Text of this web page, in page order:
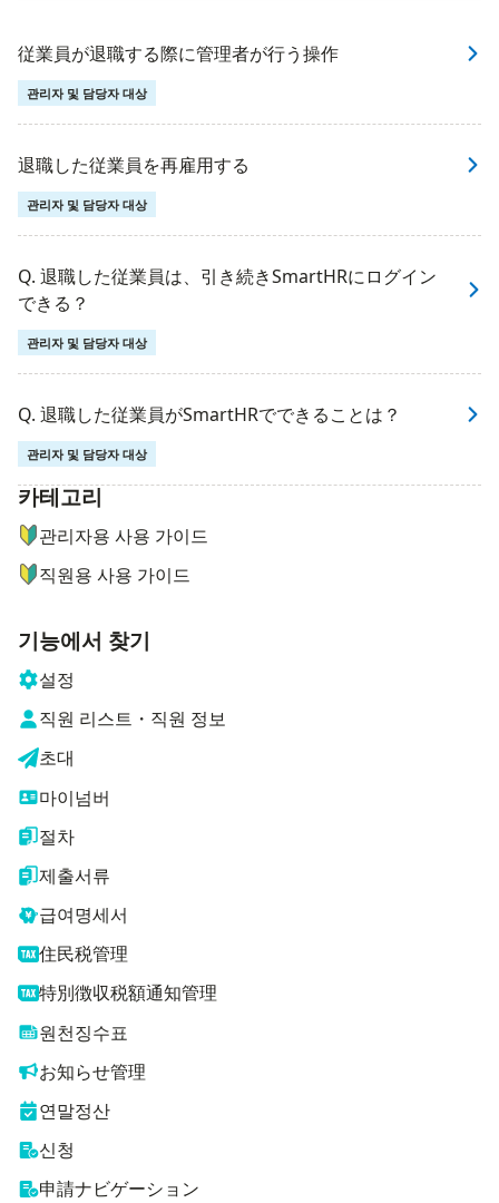
従業員が退職する際に管理者が行う操作
관리자 및 담당자 대상
退職した従業員を再雇用する
관리자 및 담당자 대상
Q. 退職した従業員は、引き続きSmartHRにログイン
できる？
관리자 및 담당자 대상
Q. 退職した従業員がSmartHRでできることは？
관리자 및 담당자 대상
ナビゲーションメニュー
카테고리
관리자용 사용 가이드
직원용 사용 가이드
기능에서 찾기
설정
직원 리스트・직원 정보
초대
마이넘버
절차
제출서류
급여명세서
住民税管理
特別徴収税額通知管理
원천징수표
お知らせ管理
연말정산
신청
申請ナビゲーション